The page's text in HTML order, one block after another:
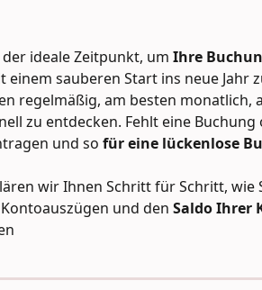
ideale Zeitpunkt, um Ihre
einem sauberen Start ins neue Jahr
regelmäßig, am besten monatlich,
zu entdecken. Fehlt eine Buchung
und so für eine lückenlose
wir Ihnen Schritt für Schritt, wie
und den Saldo Ihrer